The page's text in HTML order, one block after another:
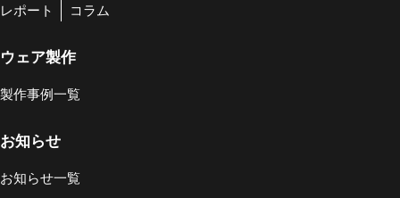
レポート コラム
ウェア製作
製作事例一覧
お知らせ
お知らせ一覧